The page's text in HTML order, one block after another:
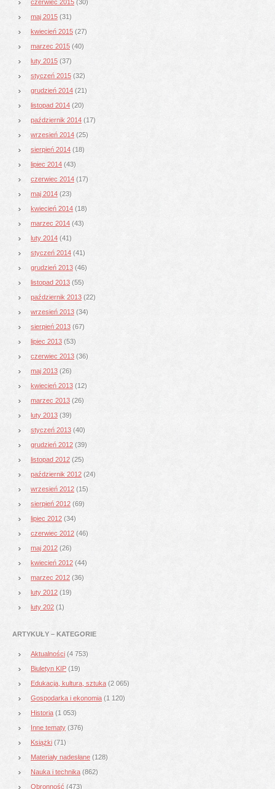
czerwiec 2015 (30)
maj 2015 (31)
kwiecień 2015 (27)
marzec 2015 (40)
luty 2015 (37)
styczeń 2015 (32)
grudzień 2014 (21)
listopad 2014 (20)
październik 2014 (17)
wrzesień 2014 (25)
sierpień 2014 (18)
lipiec 2014 (43)
czerwiec 2014 (17)
maj 2014 (23)
kwiecień 2014 (18)
marzec 2014 (43)
luty 2014 (41)
styczeń 2014 (41)
grudzień 2013 (46)
listopad 2013 (55)
październik 2013 (22)
wrzesień 2013 (34)
sierpień 2013 (67)
lipiec 2013 (53)
czerwiec 2013 (36)
maj 2013 (26)
kwiecień 2013 (12)
marzec 2013 (26)
luty 2013 (39)
styczeń 2013 (40)
grudzień 2012 (39)
listopad 2012 (25)
październik 2012 (24)
wrzesień 2012 (15)
sierpień 2012 (69)
lipiec 2012 (34)
czerwiec 2012 (46)
maj 2012 (26)
kwiecień 2012 (44)
marzec 2012 (36)
luty 2012 (19)
luty 202 (1)
ARTYKUŁY – KATEGORIE
Aktualności (4 753)
Biuletyn KIP (19)
Edukacja, kultura, sztuka (2 065)
Gospodarka i ekonomia (1 120)
Historia (1 053)
Inne tematy (376)
Książki (71)
Materiały nadesłane (128)
Nauka i technika (862)
Obronność (473)